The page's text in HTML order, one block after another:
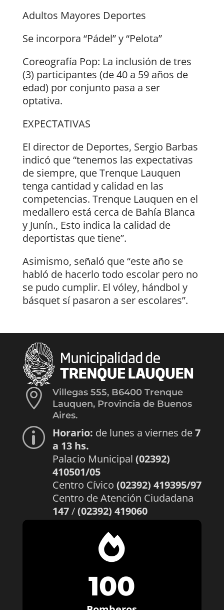
Adultos Mayores Deportes
Se incorpora “Pádel” y “Pelota”
Coreografía Pop: La inclusión de tres
(3) participantes (de 40 a 59 años de
edad) por conjunto pasa a ser
optativa.
EXPECTATIVAS
El director de Deportes, Sergio Barbas
indicó que “tenemos las expectativas
de siempre, que Trenque Lauquen
tenga cantidad y calidad en las
competencias. Trenque Lauquen en el
medallero está cerca de Bahía Blanca
y Junín., Esto indica la calidad de
deportistas que tiene”.
Asimismo, señaló que “este año se
habló de hacerlo todo escolar pero no
se pudo cumplir. El vóley, hándbol y
básquet sí pasaron a ser escolares”.

Villegas 555, B6400 Trenque
Lauquen, Provincia de Buenos
Aires.
p Horario: de lunes a viernes de7
a 13 hs.
Palacio Municipal (02392)
410501/05
Centro Cívico (02392) 419395/97
Centro de Atención Ciudadana
147/(02392) 419060

100